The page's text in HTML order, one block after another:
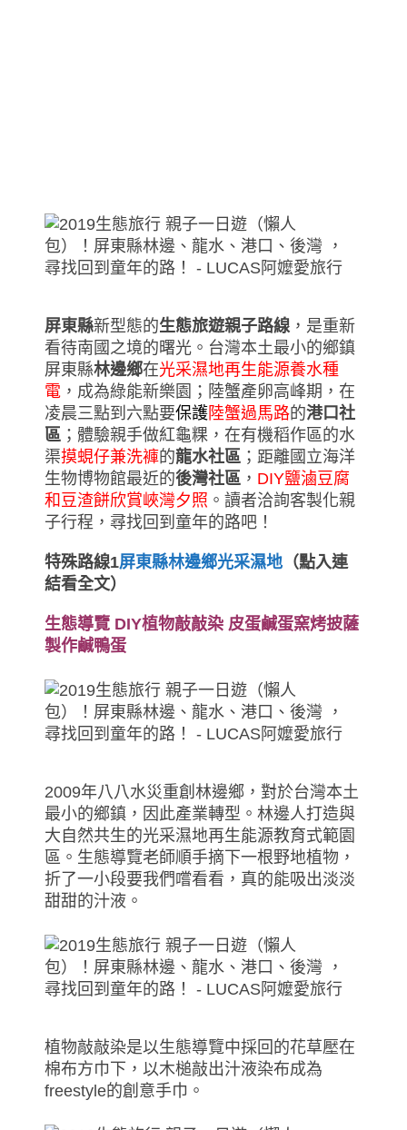
屏東縣新型態的生態旅遊親子路線 ，是重新
看待南國之境的曙光。台灣本土最小的鄉鎮
屏東縣林邊鄉在光采濕地再生能源養水種
電 ，成為綠能新樂園；陸蟹產卵高峰期，在
凌晨三點到六點要保護陸蟹過馬路的港口社
區 ；體驗親手做紅龜粿，在有機稻作區的水
渠摸蜆仔兼洗褲的龍水社區 ；距離國立海洋
生物博物館最近的後灣社區 ， DIY鹽滷豆腐
和豆渣餅欣賞峽灣夕照 。讀者洽詢客製化親
子行程，尋找回到童年的路吧！
特殊路線1屏東縣林邊鄉光采濕地 （點入連
結看全文）
生態導覽 DIY植物敲敲染 皮蛋鹹蛋窯烤披薩
製作鹹鴨蛋
2009年八八水災重創林邊鄉，對於台灣本土
最小的鄉鎮，因此產業轉型。林邊人打造與
大自然共生的光采濕地再生能源教育式範園
區。生態導覽老師順手摘下一根野地植物，
折了一小段要我們嚐看看，真的能吸出淡淡
甜甜的汁液。
植物敲敲染是以生態導覽中採回的花草壓在
棉布方巾下，以木槌敲出汁液染布成為
freestyle的創意手巾。